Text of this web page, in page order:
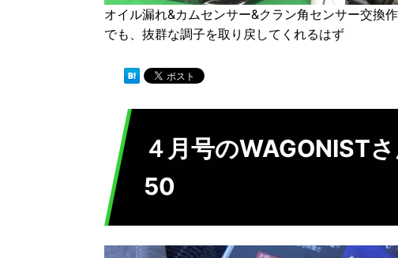
オイル漏れ&カムセンサー&クラン角センサー交換
でも、抜群な調子を取り戻してくれるはず
４月号のWAGONIST
50